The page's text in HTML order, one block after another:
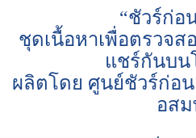
“ชัวร์ก่อ
ชุดเนื้อหาเพื่อตรวจส
แชร์กันบน
ผลิตโดย ศูนย์ชัวร์ก่อ
อส